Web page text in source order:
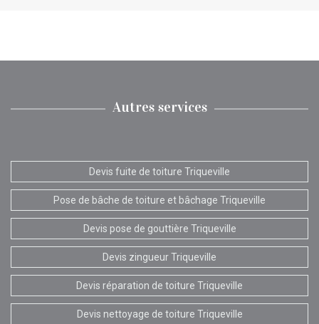
Autres services
Devis fuite de toiture Triqueville
Pose de bâche de toiture et bâchage Triqueville
Devis pose de gouttière Triqueville
Devis zingueur Triqueville
Devis réparation de toiture Triqueville
Devis nettoyage de toiture Triqueville